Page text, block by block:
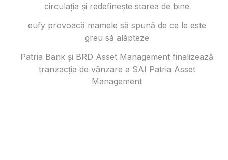
circulația și redefinește starea de bine
eufy provoacă mamele să spună de ce le este
greu să alăpteze
Patria Bank și BRD Asset Management finalizează
tranzacția de vânzare a SAI Patria Asset
Management